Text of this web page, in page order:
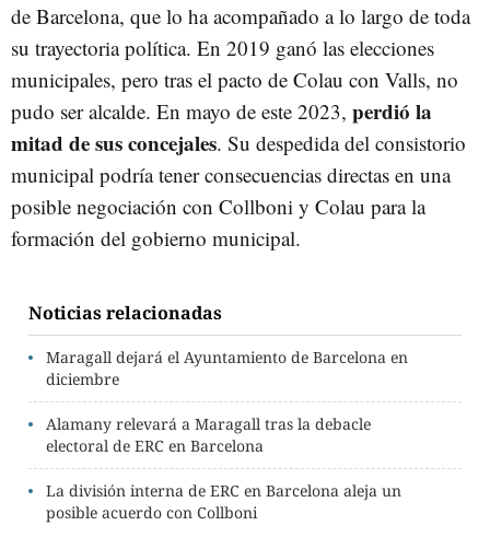
de Barcelona, que lo ha acompañado a lo largo de toda
su trayectoria política. En 2019 ganó las elecciones
municipales, pero tras el pacto de Colau con Valls, no
pudo ser alcalde. En mayo de este 2023, perdió la
mitad de sus concejales. Su despedida del consistorio
municipal podría tener consecuencias directas en una
posible negociación con Collboni y Colau para la
formación del gobierno municipal.
Noticias relacionadas
Maragall dejará el Ayuntamiento de Barcelona en
diciembre
Alamany relevará a Maragall tras la debacle
electoral de ERC en Barcelona
La división interna de ERC en Barcelona aleja un
posible acuerdo con Collboni